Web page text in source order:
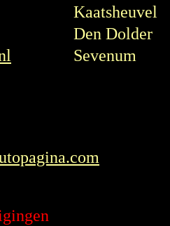
Kaatsheuvel
Den Dolder
Sevenum